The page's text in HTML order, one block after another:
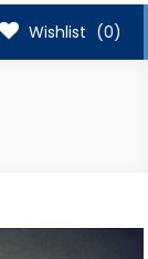
Wishlist (0)